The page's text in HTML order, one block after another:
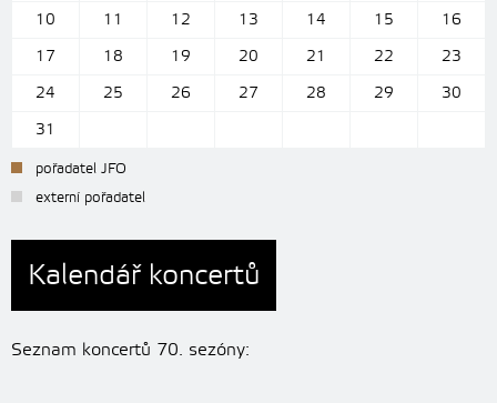
10
11 12 13 14 15
16
17
18 19 20 21 22
23
24
25 26 27 28 29
30
31
pořadatel JFO
externí pořadatel
Kalendář koncertů
Seznam koncertů 70. sezóny: